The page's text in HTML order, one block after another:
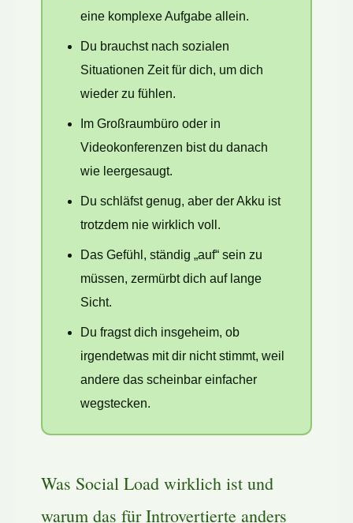
eine komplexe Aufgabe allein.
Du brauchst nach sozialen
Situationen Zeit für dich, um dich
wieder zu fühlen.
Im Großraumbüro oder in
Videokonferenzen bist du danach
wie leergesaugt.
Du schläfst genug, aber der Akku ist
trotzdem nie wirklich voll.
Das Gefühl, ständig „auf“ sein zu
müssen, zermürbt dich auf lange
Sicht.
Du fragst dich insgeheim, ob
irgendetwas mit dir nicht stimmt, weil
andere das scheinbar einfacher
wegstecken.
Was Social Load wirklich ist und
warum das für Introvertierte anders